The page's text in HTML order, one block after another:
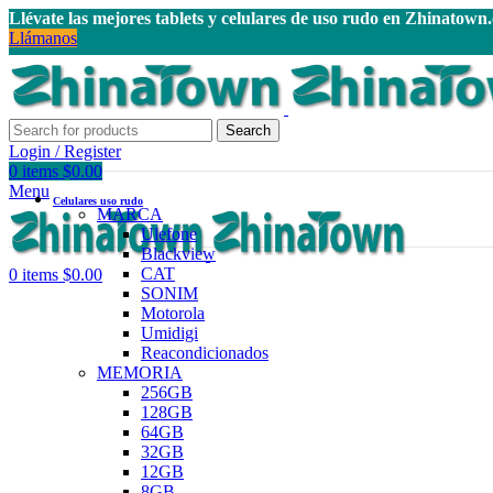
Llévate las mejores tablets y celulares de uso rudo en
Llámanos
Search
Login / Register
0 items $0.00
Menu
0 items $0.00
Celulares uso rudo
MARCA
Ulefone
Blackview
CAT
SONIM
Motorola
Umidigi
Reacondicionados
MEMORIA
256GB
128GB
64GB
32GB
12GB